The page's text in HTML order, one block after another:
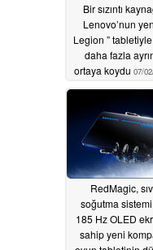
Bir sızıntı
Lenovo’nun
Legion ”
daha fazla
ortaya koydu 07/
RedMagic,
soğutma
185 Hz OLED
sahip yeni